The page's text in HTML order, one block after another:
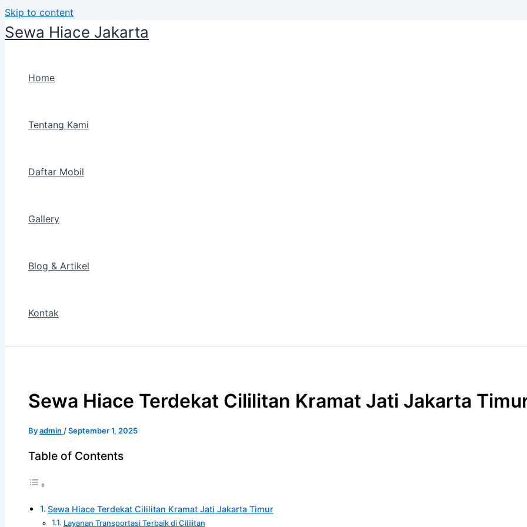
Skip to content
Sewa Hiace Jakarta
Home
Tentang Kami
Daftar Mobil
Gallery
Blog & Artikel
Kontak
Sewa Hiace Terdekat Cililitan Kramat Jati Jakarta
Byadmin /September 1, 2025
Table of Contents
Sewa Hiace Terdekat Cililitan Kramat Jati Jakarta Timur
Layanan Transportasi Terbaik di Cililitan